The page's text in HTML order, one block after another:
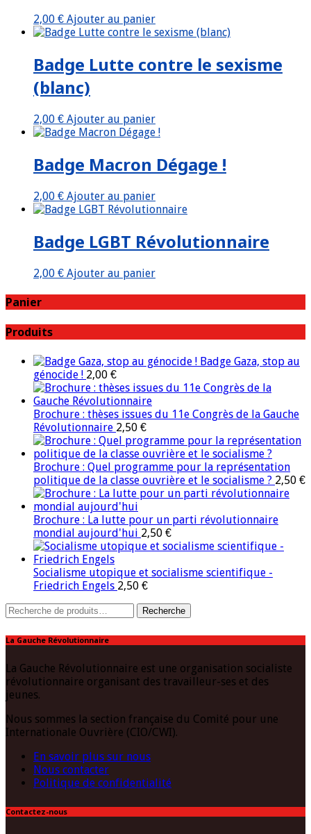
2,00 € Ajouter au panier
Badge Lutte contre le sexisme
(blanc)
2,00 € Ajouter au panier
Badge Macron Dégage !
2,00 € Ajouter au panier
Badge LGBT Révolutionnaire
2,00 € Ajouter au panier
Panier
Produits
Badge Gaza, stop au
génocide ! 2,00 €
Brochure : thèses issues du 11e Congrès de la Gauche
Révolutionnaire 2,50 €
Brochure : Quel programme pour la représentation
politique de la classe ouvrière et le socialisme ? 2,50 €
Brochure : La lutte pour un parti révolutionnaire
mondial aujourd'hui 2,50 €
Socialisme utopique et socialisme scientifique -
Friedrich Engels 2,50 €
Recherche
pour :
Recherche
La Gauche Révolutionnaire
La Gauche Révolutionnaire est une organisation socialiste
révolutionnaire organisant des travailleur-ses et des
jeunes.
Nous sommes la section française du Comité pour une
Internationale Ouvrière (CIO/CWI).
En savoir plus sur nous
Nous contacter
Politique de confidentialité
Contactez-nous